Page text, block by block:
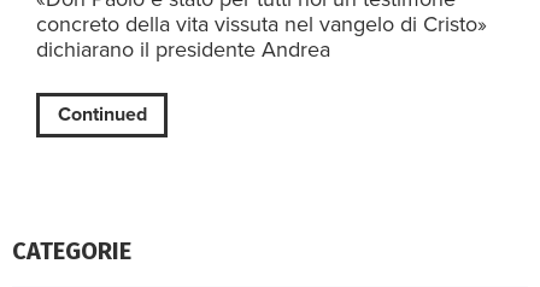
concreto della vita vissuta nel vangelo di Cristo»
dichiarano il presidente Andrea
Continued
CATEGORIE